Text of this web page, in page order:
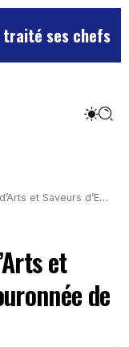
ses chefs de
couronnée de succès !
et
de